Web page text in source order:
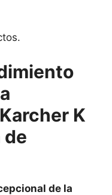
K
de la